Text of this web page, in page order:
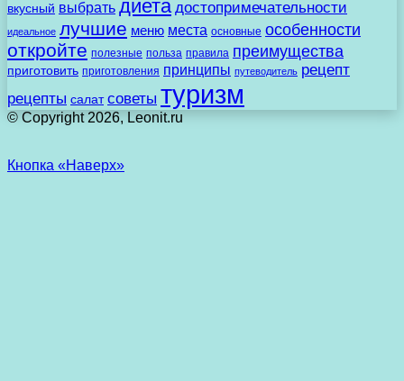
вкусный выбрать диета достопримечательности
идеальное лучшие меню места основные особенности
откройте полезные польза правила преимущества
приготовить приготовления принципы путеводитель рецепт
рецепты салат советы туризм
© Copyright 2026, Leonit.ru
Кнопка «Наверх»